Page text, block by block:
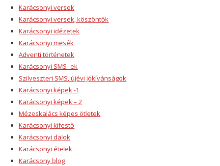
Karácsonyi versek
Karácsonyi versek, köszöntők
Karácsonyi idézetek
Karácsonyi mesék
Adventi történetek
Karácsonyi SMS- ek
Szilveszteri SMS, újévi jókívánságok
Karácsonyi képek -1
Karácsonyi képek – 2
Mézeskalács képes ötletek
Karácsonyi kifestő
Karácsonyi dalok
Karácsonyi ételek
Karácsony blog